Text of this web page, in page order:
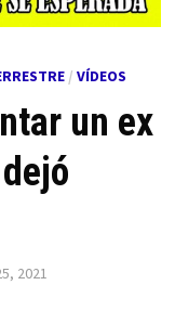
/ VÍDEOS
un ex
2021